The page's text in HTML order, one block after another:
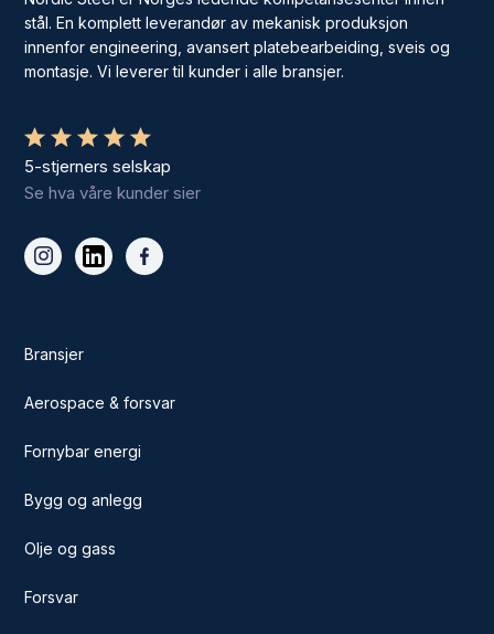
stål. En komplett leverandør av mekanisk produksjon
innenfor engineering, avansert platebearbeiding, sveis og
montasje. Vi leverer til kunder i alle bransjer.
5-stjerners selskap
Se hva våre kunder sier
Bransjer
Aerospace & forsvar
Fornybar energi
Bygg og anlegg
Olje og gass
Forsvar